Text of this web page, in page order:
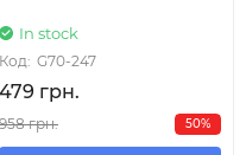
In stock
Код: G70-247
479 грн.
958 грн. 50%